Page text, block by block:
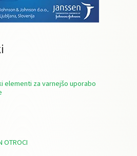
elementi za varnejšo uporabo
OTROCI